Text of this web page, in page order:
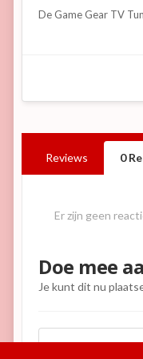
De Game Gear TV
Reviews 0
Er zijn geen
Doe mee
Je kunt dit nu